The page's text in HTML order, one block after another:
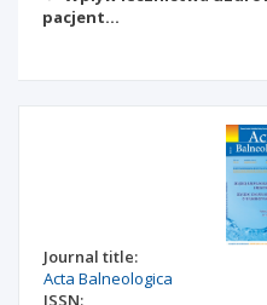
pacjent…
Journal title:
Acta Balneologica
ISSN: